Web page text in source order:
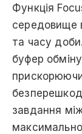
Функція
середовище
та часу
буфер
завдання